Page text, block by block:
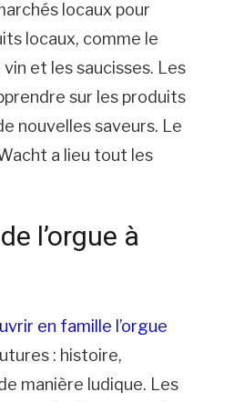
locaux pour
locaux, comme le
et les saucisses. Les
sur les produits
nouvelles saveurs. Le
a lieu tout les
l’orgue à
en famille l’orgue
: histoire,
manière ludique. Les